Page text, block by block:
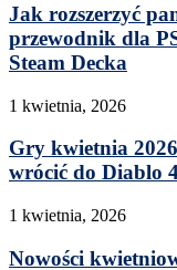
Jak rozszerzyć
przewodnik dla
Steam Decka
1 kwietnia, 2026
Gry kwietnia
wrócić do Diablo
1 kwietnia, 2026
Nowości